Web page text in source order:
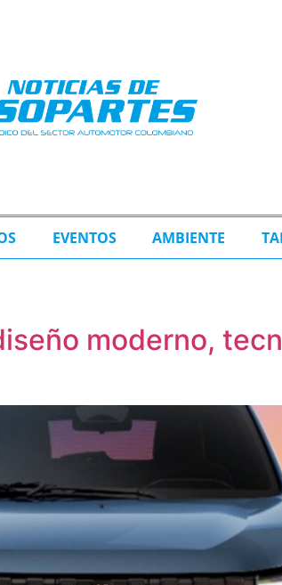
EVENTOS AMBIENTE
moderno,